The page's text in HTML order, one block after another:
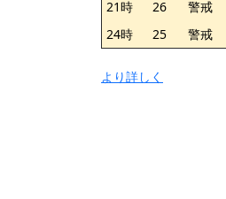
21時
26 警戒
24時
25 警戒
より詳しく